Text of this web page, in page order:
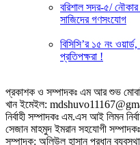
বরিশাল সদর-৫/
সাজিদের গণসংযোগ
বিসিসি’র ১৫ নং
প্রতিপক্ষরা !
প্রকাশক ও সম্পাদকঃ এম আর শুভ
খান ইমেইল:
নির্বাহী সম্পাদকঃ এম.এস আই লিমন
সেজান মাহমুদ ইমরান সহযোগী
সম্পাদক: অলিউল হাসান প্রধান